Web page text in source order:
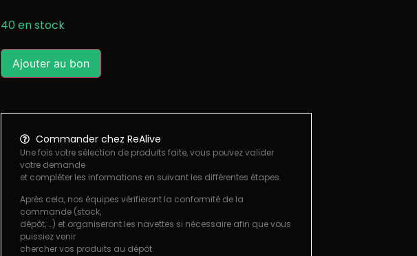
40 en stock
Ajouter au bon
Commander chez ReAlive
Une fois votre sélection de produits faite, vous pouvez valider
votre demande
et compléter les informations en suivant les différentes étapes.
Après cela, nos équipes vérifieront la conformité de la
commande (stock,
dépôt, …) et organiseront les navettes si nécessaire afin que vous
puissiez venir
chercher vos produits au dépôt.